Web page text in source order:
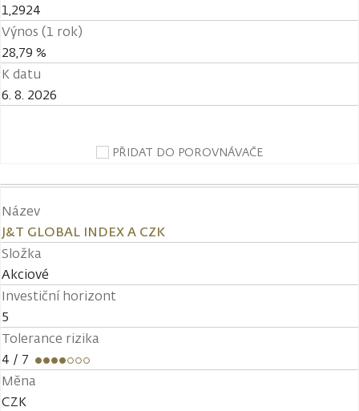
1,2924
Výnos (1 rok)
28,79 %
K datu
6. 8. 2026
PŘIDAT DO POROVNÁVAČE
Název
J&T GLOBAL INDEX A CZK
Složka
Akciové
Investiční horizont
5
Tolerance rizika
4 / 7
Měna
CZK